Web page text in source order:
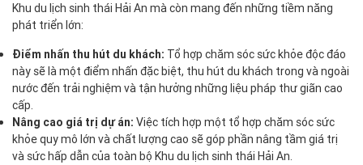
Khu du lịch sinh thái Hải An mà còn mang đến những tiềm năng
phát triển lớn:
Điểm nhấn thu hút du khách: Tổ hợp chăm sóc sức khỏe độc đáo
này sẽ là một điểm nhấn đặc biệt, thu hút du khách trong và ngoài
nước đến trải nghiệm và tận hưởng những liệu pháp thư giãn cao
cấp.
Nâng cao giá trị dự án: Việc tích hợp một tổ hợp chăm sóc sức
khỏe quy mô lớn và chất lượng cao sẽ góp phần nâng tầm giá trị
và sức hấp dẫn của toàn bộ Khu du lịch sinh thái Hải An.